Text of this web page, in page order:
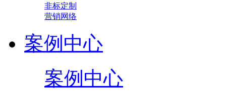
非标定制
营销网络
案例中心
案例中心